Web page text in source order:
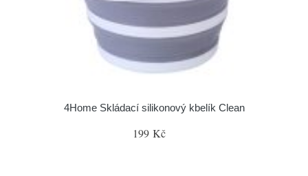
4Home Skládací silikonový kbelík Clean
199 Kč